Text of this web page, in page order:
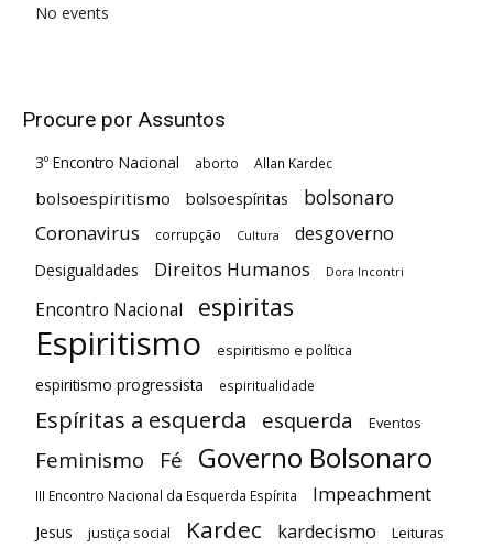
No events
Procure por Assuntos
3º Encontro Nacional aborto Allan Kardec
bolsoespiritismo bolsoespíritas bolsonaro
Coronavirus corrupção Cultura desgoverno
Desigualdades Direitos Humanos Dora Incontri
Encontro Nacional espiritas
Espiritismo espiritismo e política
espiritismo progressista espiritualidade
Espíritas a esquerda esquerda Eventos
Feminismo Fé Governo Bolsonaro
III Encontro Nacional da Esquerda Espírita Impeachment
Jesus justiça social Kardec kardecismo Leituras